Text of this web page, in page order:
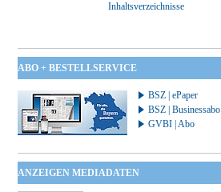
Inhaltsverzeichnisse
ABO + BESTELLSERVICE
BSZ | ePaper
BSZ | Businessabo
GVBI | Abo
ANZEIGEN MEDIADATEN